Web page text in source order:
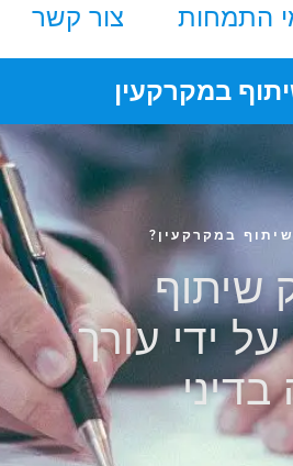
התמחות צור קשר
במקרקעין
שיתוף במקרקעין?
שיתוף
ידי עורך